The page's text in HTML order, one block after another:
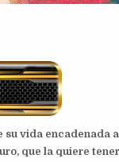
vida encadenada
que la quiere